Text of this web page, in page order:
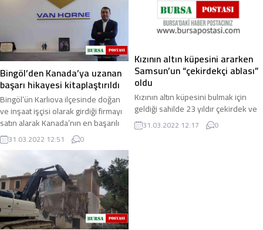
Bingöl’den Kanada’ya uzanan
başarı hikayesi kitaplaştırıldı
Bingöl’ün Karlıova ilçesinde doğan
ve inşaat işçisi olarak girdiği firmayı
satın alarak Kanada’nın en başarılı
50 şirketi arasına sokan Fesih ...
31.03.2022 12:51 0
Kızının altın küpesini ararken
Samsun’un “çekirdekçi ablası”
oldu
Kızının altın küpesini bulmak için
geldiği sahilde 23 yıldır çekirdek ve
su satan Hatice Aydın, Samsun’un
"çekirdekçi ablası" olarak hafızalara
31.03.2022 12:17 0